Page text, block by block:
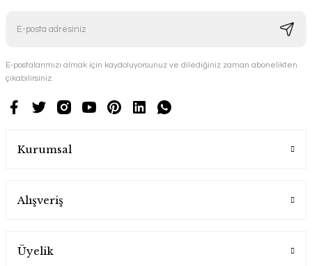
E-postalarımızı almak için kaydoluyorsunuz ve dilediğiniz zaman abonelikten
çıkabilirsiniz.
Kurumsal
Alışveriş
Üyelik